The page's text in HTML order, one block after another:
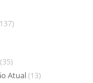
(35)
Atual(13)